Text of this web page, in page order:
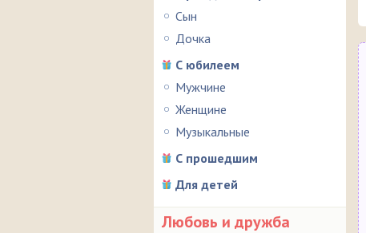
Сын
Дочка
С юбилеем
Мужчине
Женщине
Музыкальные
С прошедшим
Для детей
Любовь и дружба